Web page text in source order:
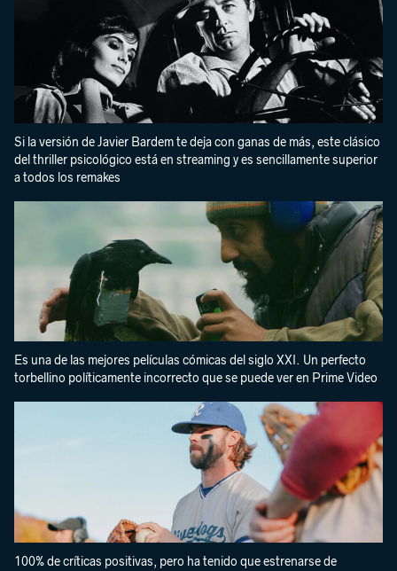
Si la versión de Javier Bardem te deja con ganas de más, este clásico
del thriller psicológico está en streaming y es sencillamente superior
a todos los remakes
Es una de las mejores películas cómicas del siglo XXI. Un perfecto
torbellino políticamente incorrecto que se puede ver en Prime Video
100% de críticas positivas, pero ha tenido que estrenarse de